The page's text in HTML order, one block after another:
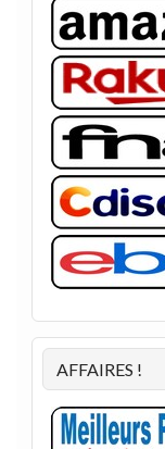
AFFAIRES !